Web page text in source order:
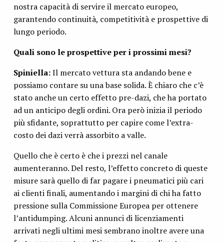
nostra capacità di servire il mercato europeo,
garantendo continuità, competitività e prospettive di
lungo periodo.
Quali sono le prospettive per i prossimi mesi?
Spiniella:Il mercato vettura sta andando bene e
possiamo contare su una base solida. È chiaro che c’è
stato anche un certo effetto pre-dazi, che ha portato
ad un anticipo degli ordini. Ora però inizia il periodo
più sfidante, soprattutto per capire come l’extra-
costo dei dazi verrà assorbito a valle.
Quello che è certo è che i prezzi nel canale
aumenteranno. Del resto, l’effetto concreto di queste
misure sarà quello di far pagare i pneumatici più cari
ai clienti finali, aumentando i margini di chi ha fatto
pressione sulla Commissione Europea per ottenere
l’antidumping. Alcuni annunci di licenziamenti
arrivati negli ultimi mesi sembrano inoltre avere una